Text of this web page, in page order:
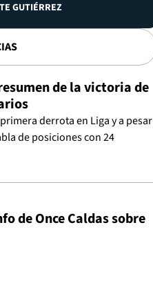
GUTIÉRREZ
de la victoria de
derrota en Liga y a pesar
de posiciones con 24
de Once Caldas sobre